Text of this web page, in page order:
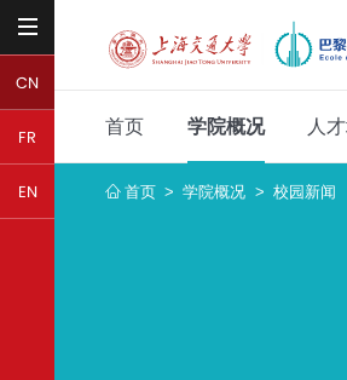
CN
FR
EN
首页 学院概况 人
首页 > 学院概况 > 校园新闻